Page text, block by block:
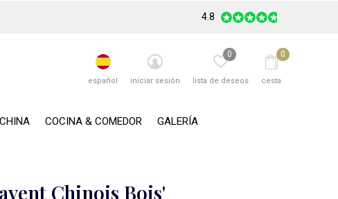
COCINA & COMEDOR GALERÍA
español iniciar sesión lista de deseos
0
cesta
0
4.8
Chinois Bois'